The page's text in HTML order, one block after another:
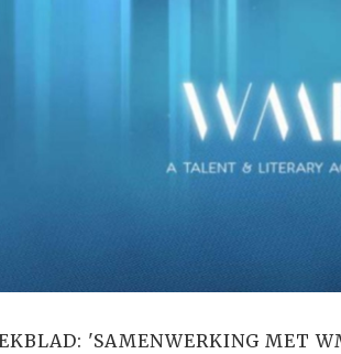
'SAMENWERKING MET